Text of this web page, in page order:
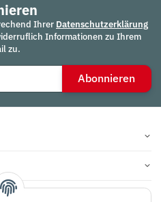
Ihrer Datenschutzerklärung
Informationen zu Ihrem
zu.
Abonnieren